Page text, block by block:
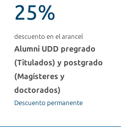
25%
descuento en el arancel
Alumni UDD pregrado
(Titulados) y postgrado
(Magísteres y
doctorados)
Descuento permanente